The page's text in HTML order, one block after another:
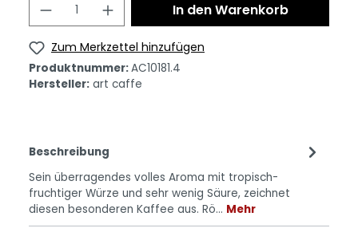
In den Warenkorb
Zum Merkzettel hinzufügen
Produktnummer:AC10181.4
Hersteller: art caffe
Beschreibung
Sein überragendes volles Aroma mit tropisch-
fruchtiger Würze und sehr wenig Säure, zeichnet
diesen besonderen Kaffee aus. Rö… Mehr